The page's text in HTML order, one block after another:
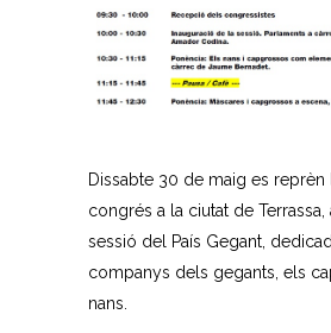
Dissabte 30 de maig es reprèn
congrés a la ciutat de Terrassa,
sessió del País Gegant,
companys dels gegants, els
nans.